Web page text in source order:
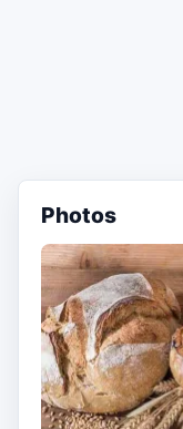
Photos